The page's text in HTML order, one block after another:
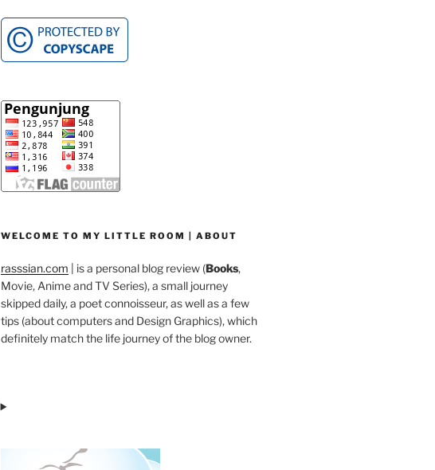
WELCOME TO MY LITTLE ROOM | ABOUT
rasssian.com | is a personal blog review (Books,
Movie, Anime and TV Series), a small journey
skipped daily, a poet connoisseur, as well as a few
tips (about computers and Design Graphics), which
definitely match the life journey of the blog owner.